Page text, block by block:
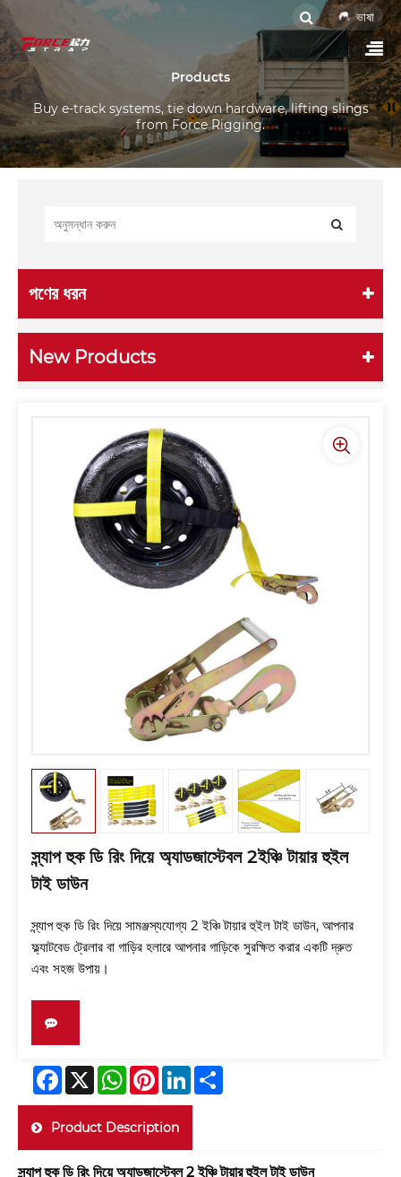
ভাষা
Products
Buy e-track systems, tie down hardware, lifting slings
from Force Rigging.
পণের ধরন
New Products
স্ন্যাপ হুক ডি রিং দিয়ে অ্যাডজাস্টেবল 2ইঞ্চি টায়ার হুইল
টাই ডাউন
স্ন্যাপ হুক ডি রিং দিয়ে সামঞ্জস্যযোগ্য 2 ইঞ্চি টায়ার হুইল টাই ডাউন, আপনার
ফ্ল্যাটবেড ট্রেলার বা গাড়ির হলারে আপনার গাড়িকে সুরক্ষিত করার একটি দ্রুত
এবং সহজ উপায়।
Facebook
X WhatsAppPinterestLinkedIn
Product Description
স্ন্যাপ হুক ডি রিং দিয়ে অ্যাডজাস্টেবল 2 ইঞ্চি টায়ার হুইল টাই ডাউন